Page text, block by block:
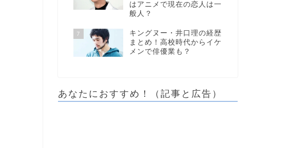
はアニメで現在の恋人は一
般人？
7
キングヌー・井口理の経歴
まとめ！高校時代からイケ
メンで俳優業も？
あなたにおすすめ！（記事と広告）